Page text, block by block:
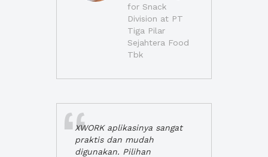
for Snack
Division at PT
Tiga Pilar
Sejahtera Food
Tbk
XWORK aplikasinya sangat
praktis dan mudah
digunakan. Pilihan